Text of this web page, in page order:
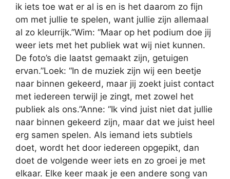
ik iets toe wat er al is en is het daarom zo fijn
om met jullie te spelen, want jullie zijn allemaal
al zo kleurrijk.”Wim: “Maar op het podium doe jij
weer iets met het publiek wat wij niet kunnen.
De foto’s die laatst gemaakt zijn, getuigen
ervan.”Loek: “In de muziek zijn wij een beetje
naar binnen gekeerd, maar jij zoekt juist contact
met iedereen terwijl je zingt, met zowel het
publiek als ons.”Anne: “Ik vind juist niet dat jullie
naar binnen gekeerd zijn, maar dat we juist heel
erg samen spelen. Als iemand iets subtiels
doet, wordt het door iedereen opgepikt, dan
doet de volgende weer iets en zo groei je met
elkaar. Elke keer maak je een andere song van